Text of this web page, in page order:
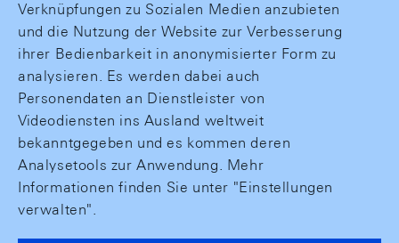
Verknüpfungen zu Sozialen Medien anzubieten
und die Nutzung der Website zur Verbesserung
ihrer Bedienbarkeit in anonymisierter Form zu
analysieren. Es werden dabei auch
Personendaten an Dienstleister von
Videodiensten ins Ausland weltweit
bekanntgegeben und es kommen deren
Analysetools zur Anwendung. Mehr
Informationen finden Sie unter "Einstellungen
verwalten".